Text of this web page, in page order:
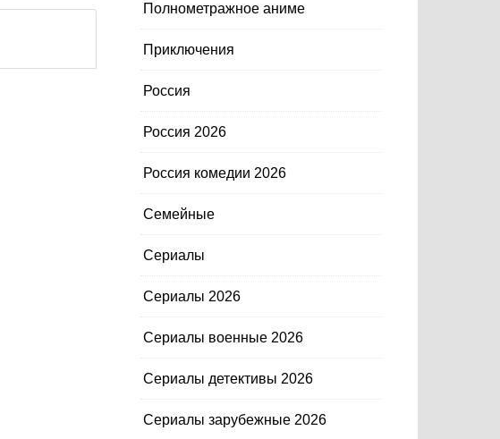
Полнометражное аниме
Приключения
Россия
Россия 2026
Россия комедии 2026
Семейные
Сериалы
Сериалы 2026
Сериалы военные 2026
Сериалы детективы 2026
Сериалы зарубежные 2026